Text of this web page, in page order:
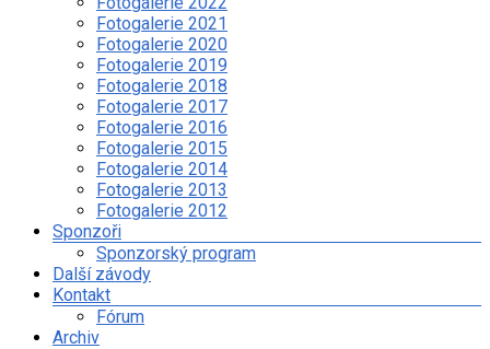
aktivitách
Fotogalerie 2021
Fotogalerie 2020
Fotogalerie 2019
Fotogalerie 2018
Fotogalerie 2017
Fotogalerie 2016
Fotogalerie 2015
Fotogalerie 2014
Fotogalerie 2013
Fotogalerie 2012
Sponzoři
Sponzorský program
Další závody
Kontakt
Fórum
Archiv